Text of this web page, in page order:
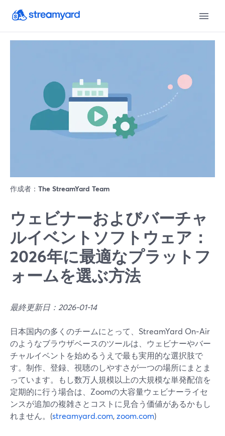
作成者： The StreamYard Team
ウェビナーおよびバーチャ
ルイベントソフトウェア：
2026年に最適なプラットフ
ォームを選ぶ方法
最終更新日：2026-01-14
日本国内の多くのチームにとって、StreamYard On‑Air
のようなブラウザベースのツールは、ウェビナーやバー
チャルイベントを始めるうえで最も実用的な選択肢で
す。制作、登録、視聴のしやすさが一つの場所にまとま
っています。もし数万人規模以上の大規模な単発配信を
定期的に行う場合は、Zoomの大容量ウェビナーライセ
ンスが追加の複雑さとコストに見合う価値があるかもし
れません。(streamyard.com,zoom.com)